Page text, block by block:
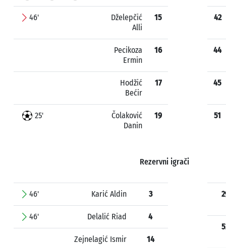
46'
Dželepčić
Alli
15
Pecikoza
Ermin
16
Hodžić
Bećir
17
25'
Čolaković
Danin
19
42
44
45
51
Rezervni igrači
46' Karić Aldin 3
46' Delalić Riad 4
Zejnelagić Ismir 14